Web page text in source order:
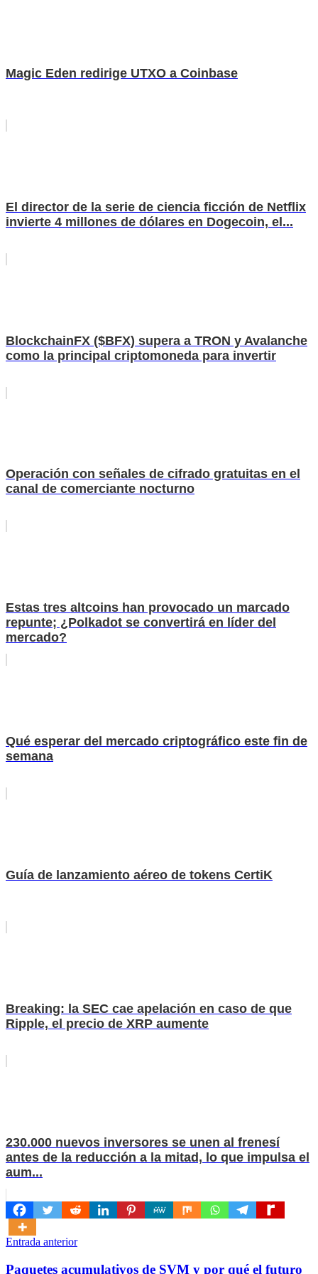
Magic Eden redirige UTXO a Coinbase
El director de la serie de ciencia ficción de Netflix
invierte 4 millones de dólares en Dogecoin, el...
BlockchainFX ($BFX) supera a TRON y Avalanche
como la principal criptomoneda para invertir
Operación con señales de cifrado gratuitas en el
canal de comerciante nocturno
Estas tres altcoins han provocado un marcado
repunte; ¿Polkadot se convertirá en líder del
mercado?
Qué esperar del mercado criptográfico este fin de
semana
Guía de lanzamiento aéreo de tokens CertiK
Breaking: la SEC cae apelación en caso de que
Ripple, el precio de XRP aumente
230.000 nuevos inversores se unen al frenesí
antes de la reducción a la mitad, lo que impulsa el
aum...
Navegación
de
Entrada anterior
Paquetes acumulativos de SVM y por qué el futuro